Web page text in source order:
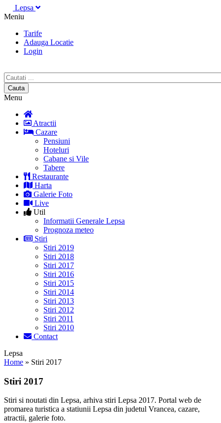
Lepsa
Meniu
Tarife
Adauga Locatie
Login
Menu
Atractii
Cazare
Pensiuni
Hoteluri
Cabane si Vile
Tabere
Restaurante
Harta
Galerie Foto
Live
Util
Informatii Generale Lepsa
Prognoza meteo
Stiri
Stiri 2019
Stiri 2018
Stiri 2017
Stiri 2016
Stiri 2015
Stiri 2014
Stiri 2013
Stiri 2012
Stiri 2011
Stiri 2010
Contact
Lepsa
Home » Stiri 2017
Stiri 2017
Stiri si noutati din Lepsa, arhiva stiri Lepsa 2017. Portal web de
promarea turistica a statiunii Lepsa din judetul Vrancea, cazare,
atractii, galerie foto.